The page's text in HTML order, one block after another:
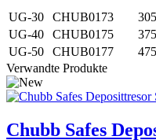
UG-30
CHUB0173 305
UG-40
CHUB0175 375
UG-50
CHUB0177 475
Verwandte Produkte
Chubb Safes